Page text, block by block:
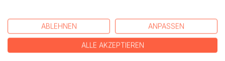
Märchenfans wurde der Text den aktuellen
Rechtschreibregeln angepasst. Eine Einführung erläutert
den historischen Hintergrund und Interpretationsansätze.
ABLEHNEN ANPASSEN
ALLE AKZEPTIEREN